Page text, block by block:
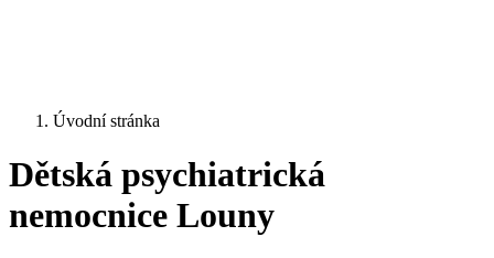
Úvodní stránka
Dětská psychiatrická
nemocnice Louny